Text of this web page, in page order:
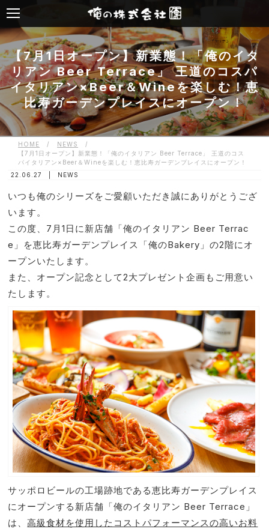
【7月1日オープン】新業態！「俺のイタ
リアン Beer Terrace」 王道のコスパ
イタリアン×Beer＆Wineを楽しむ！恵
比寿ガーデンプレイスにオープン！
HOME / NEWS
/
【7月1日オープン】新業態！「俺のイタリアン Beer Terrace」 王道のコス
パイタリアン×Beer＆Wineを楽しむ！恵比寿ガーデンプレイスにオープン！
22.06.27 |
NEWS
いつも俺のシリーズをご愛顧いただき誠にありがとうござ
います。
この度、7月1日に新店舗「俺のイタリアン Beer Terrac
e」を恵比寿ガーデンプレイス「俺のBakery」の2階にオ
ープンいたします。
また、オープン記念として2大プレゼント企画もご用意い
たします。
サッポロビールの工場跡地である恵比寿ガーデンプレイス
にオープンする新店舗「俺のイタリアン Beer Terrace」
は、高級食材を使用したコストパフォーマンスの高いお料